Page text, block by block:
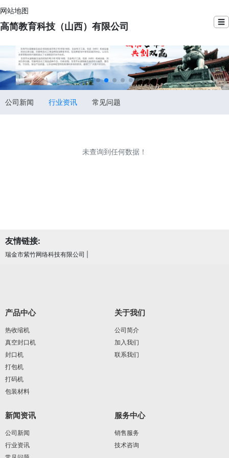
网站地图
高简教育科技（山西）有限公司 ☰
公司新闻 行业资讯 常见问题
未查询到任何数据！
友情链接:
瑞金市紫竹网络科技有限公司
产品中心
热收缩机
真空封口机
封口机
打包机
打码机
包装材料
关于我们
公司简介
加入我们
联系我们
新闻资讯
公司新闻
行业资讯
服务中心
销售服务
技术咨询